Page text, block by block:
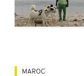
MAROC